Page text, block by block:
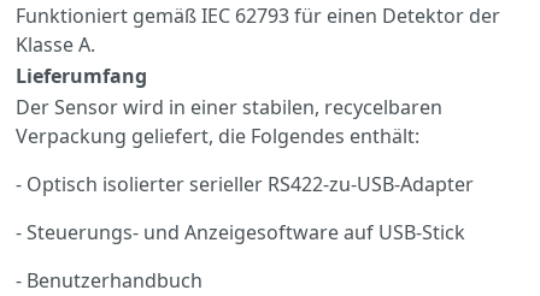
Funktioniert gemäß IEC 62793 für einen Detektor der
Klasse A.
Lieferumfang
Der Sensor wird in einer stabilen, recycelbaren
Verpackung geliefert, die Folgendes enthält:
- Optisch isolierter serieller RS422-zu-USB-Adapter
- Steuerungs- und Anzeigesoftware auf USB-Stick
- Benutzerhandbuch